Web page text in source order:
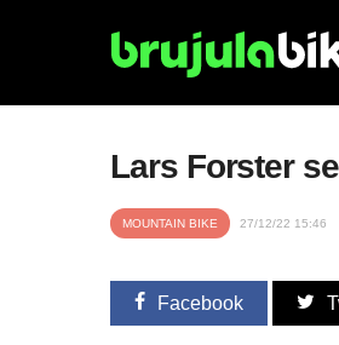
Lars Forster
MOUNTAIN BIKE 27/12/22 15:46
Facebook